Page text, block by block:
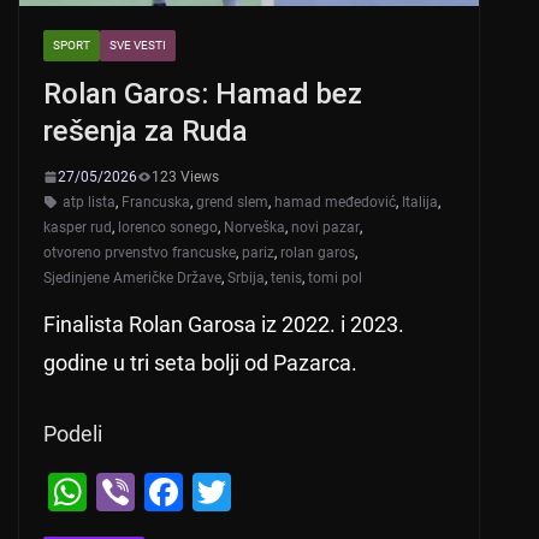
SPORT SVE VESTI
Rolan Garos: Hamad bez
rešenja za Ruda
27/05/2026
123 Views
atp lista, Francuska, grend slem, hamad međedović, Italija,
kasper rud, lorenco sonego, Norveška, novi pazar,
otvoreno prvenstvo francuske, pariz, rolan garos,
Sjedinjene Američke Države, Srbija, tenis, tomi pol
Finalista Rolan Garosa iz 2022. i 2023.
godine u tri seta bolji od Pazarca.
Podeli
W Vi F